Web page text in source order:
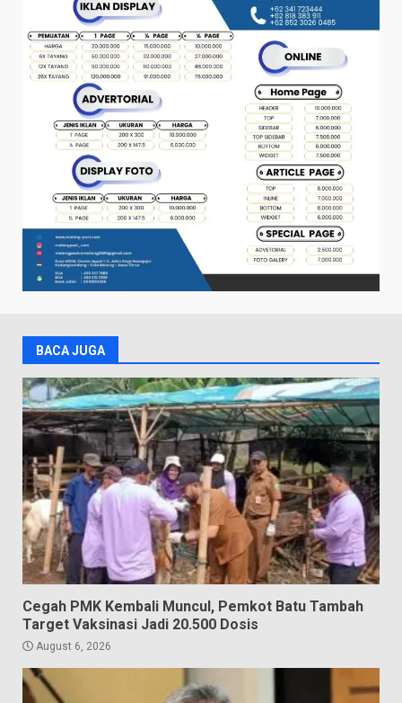
BACA JUGA
Cegah PMK Kembali Muncul, Pemkot Batu Tambah
Target Vaksinasi Jadi 20.500 Dosis
August 6, 2026